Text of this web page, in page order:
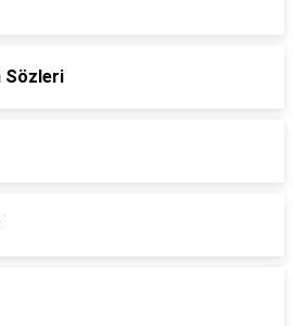
Sözleri